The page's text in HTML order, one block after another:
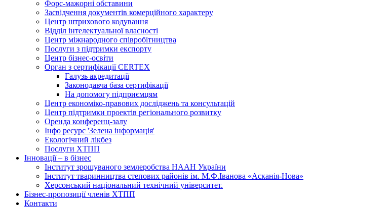
Форс-мажорні обставини
Засвідчення документів комерційного характеру
Центр штрихового кодування
Відділ інтелектуальної власності
Центр міжнародного співробітництва
Послуги з підтримки експорту
Центр бізнес-освіти
Орган з сертифікації CERTEX
Галузь акредитації
Законодавча база сертифікації
На допомогу підприємцям
Центр економіко-правових досліджень та консультацій
Центр підтримки проектів регіонального розвитку
Оренда конференц-залу
Інфо ресурс 'Зелена інформація'
Екологічний лікбез
Послуги ХТПП
Інновації – в бізнес
Інститут зрошуваного землеробства НААН України
Інститут тваринництва степових районів ім. М.Ф.Іванова «Асканія-Нова»
Херсонський національний технічний університет.
Бізнес-пропозиції членів ХТПП
Контакти